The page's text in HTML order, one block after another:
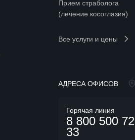
Прием страболога
(лечение косоглазия)
Все услуги и цены
АДРЕСА ОФИСОВ
Горячая линия
8 800 500 72
33